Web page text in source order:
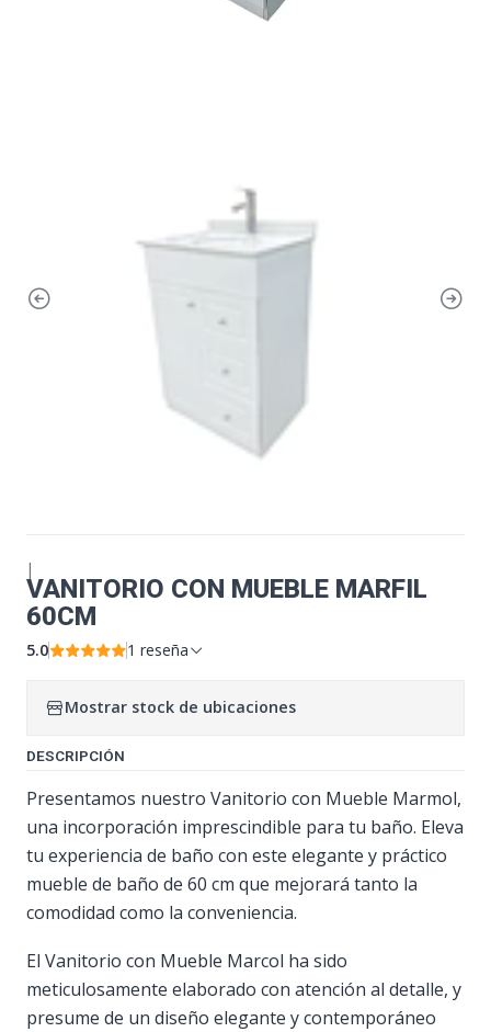
|
VANITORIO CON MUEBLE MARFIL
60CM
5.0 1 reseña
Mostrar stock de ubicaciones
DESCRIPCIÓN
Presentamos nuestro Vanitorio con Mueble Marmol,
una incorporación imprescindible para tu baño. Eleva
tu experiencia de baño con este elegante y práctico
mueble de baño de 60 cm que mejorará tanto la
comodidad como la conveniencia.
El Vanitorio con Mueble Marcol ha sido
meticulosamente elaborado con atención al detalle, y
presume de un diseño elegante y contemporáneo